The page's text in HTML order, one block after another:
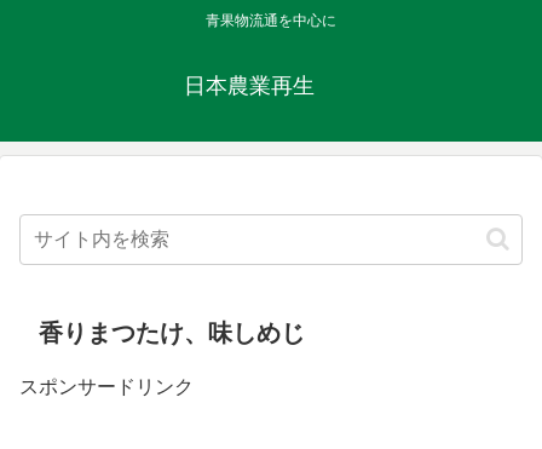
青果物流通を中心に
日本農業再生
香りまつたけ、味しめじ
スポンサードリンク